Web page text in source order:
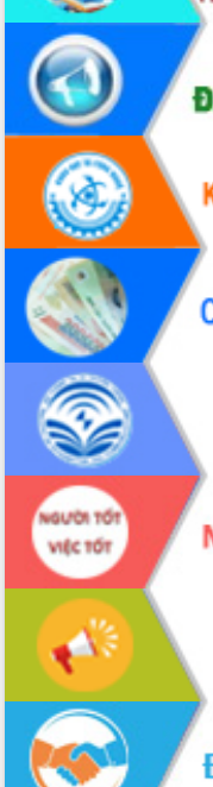
THỐNG KÊ TRUY CẬP
Hôm nay: 36816
Tất cả: 66082139